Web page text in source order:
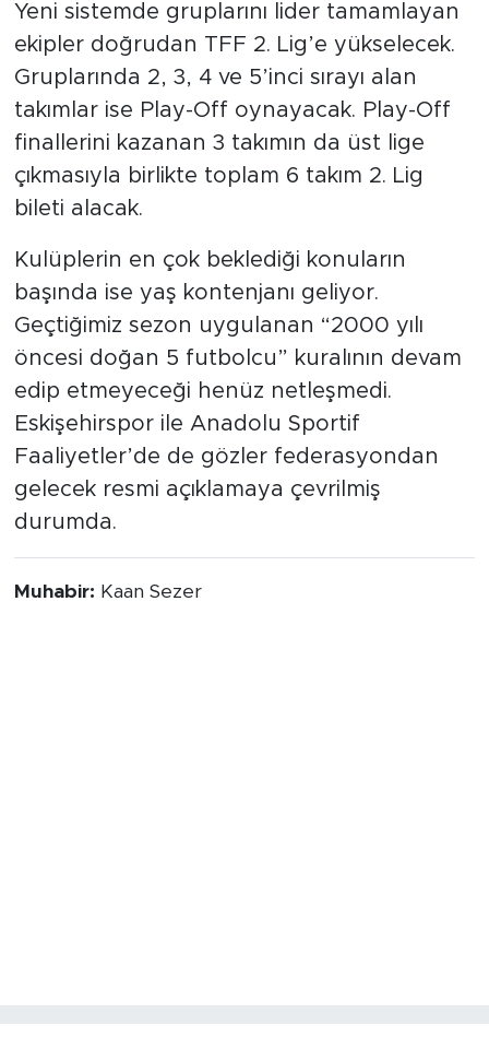
Yeni sistemde gruplarını lider tamamlayan
ekipler doğrudan TFF 2. Lig’e yükselecek.
Gruplarında 2, 3, 4 ve 5’inci sırayı alan
takımlar ise Play-Off oynayacak. Play-Off
finallerini kazanan 3 takımın da üst lige
çıkmasıyla birlikte toplam 6 takım 2. Lig
bileti alacak.
Kulüplerin en çok beklediği konuların
başında ise yaş kontenjanı geliyor.
Geçtiğimiz sezon uygulanan “2000 yılı
öncesi doğan 5 futbolcu” kuralının devam
edip etmeyeceği henüz netleşmedi.
Eskişehirspor ile Anadolu Sportif
Faaliyetler’de de gözler federasyondan
gelecek resmi açıklamaya çevrilmiş
durumda.
Muhabir: Kaan Sezer